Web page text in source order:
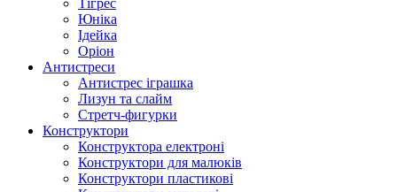
Тігрес
Юніка
Ідейка
Оріон
Антистреси
Антистрес іграшка
Лизун та слайм
Стретч-фигурки
Конструктори
Конструктора електроні
Конструктори для малюків
Конструктори пластикові